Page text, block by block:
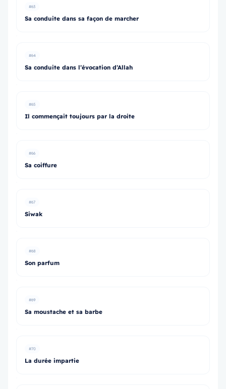
#63
Sa conduite dans sa façon de marcher
#64
Sa conduite dans l’évocation d’Allah
#65
Il commençait toujours par la droite
#66
Sa coiffure
#67
Siwak
#68
Son parfum
#69
Sa moustache et sa barbe
#70
La durée impartie